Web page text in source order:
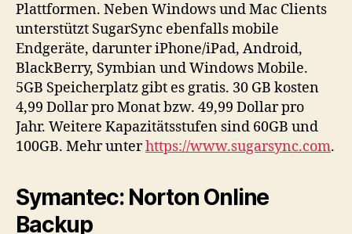
Plattformen. Neben Windows und Mac Clients
unterstützt SugarSync ebenfalls mobile
Endgeräte, darunter iPhone/iPad, Android,
BlackBerry, Symbian und Windows Mobile.
5GB Speicherplatz gibt es gratis. 30 GB kosten
4,99 Dollar pro Monat bzw. 49,99 Dollar pro
Jahr. Weitere Kapazitätsstufen sind 60GB und
100GB. Mehr unterhttps://www.sugarsync.com.
Symantec: Norton Online
Backup